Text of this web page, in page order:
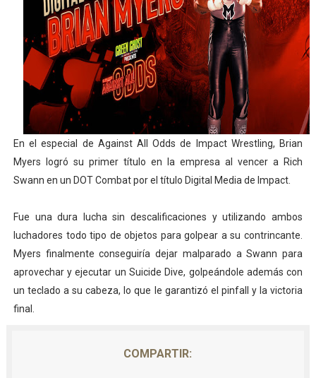
Athletes Unlimited Softball League 2026 - Las Utah
Mundial de piragüismo slalom 2026 (Oklahoma City,
Tour de Francia masculino 2026 - Tadej Pogacar
Mundial de Fórmula 1 2026 - Lando Norris consigue
Campeonato de Europa de saltos 2026 (París,
En el especial de Against All Odds de Impact Wrestling, Brian
Myers logró su primer título en la empresa al vencer a Rich
Swann en un DOT Combat por el título Digital Media de Impact.
Fue una dura lucha sin descalificaciones y utilizando ambos
luchadores todo tipo de objetos para golpear a su contrincante.
Myers finalmente conseguiría dejar malparado a Swann para
aprovechar y ejecutar un Suicide Dive, golpeándole además con
un teclado a su cabeza, lo que le garantizó el pinfall y la victoria
final.
COMPARTIR: